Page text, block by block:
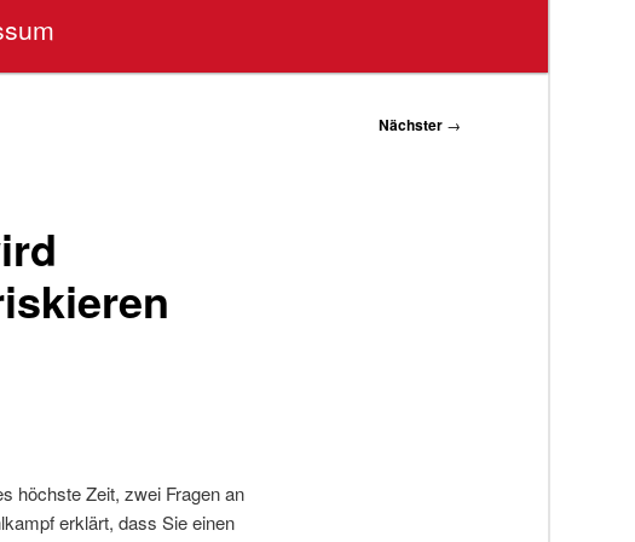
Nächster →
höchste Zeit, zwei Fragen an
erklärt, dass Sie einen